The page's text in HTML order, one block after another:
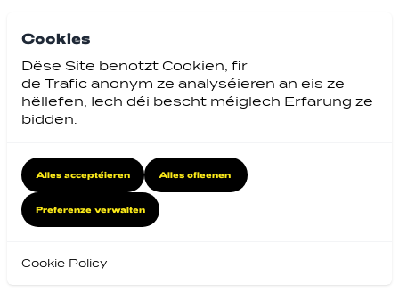
Cookies
Dëse Site benotzt Cookien, fir
de Trafic anonym ze analyséieren an eis ze
hëllefen, Iech déi bescht méiglech Erfarung ze
bidden.
Alles acceptéieren Alles ofleenen
Preferenze verwalten
Cookie Policy